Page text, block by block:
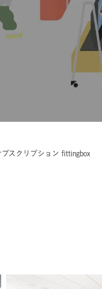
ブスクリプション fittingbox